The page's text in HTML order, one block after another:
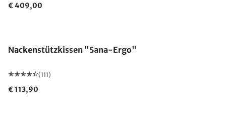
€ 409,00
Nackenstützkissen "Sana-Ergo"
(111)
€ 113,90